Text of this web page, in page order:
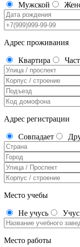
Мужской
Адрес проживания
Квартира
Адрес регистрации
Совпадает
Место учебы
Не учусь
Место работы